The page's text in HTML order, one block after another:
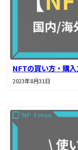
NFTの買い方・購
2023年8月31日